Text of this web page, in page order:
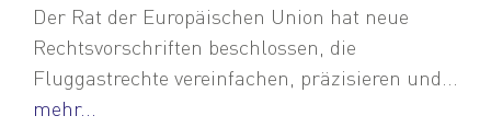
Der Rat der Europäischen Union hat neue
Rechtsvorschriften beschlossen, die
Fluggastrechte vereinfachen, präzisieren und...
mehr...